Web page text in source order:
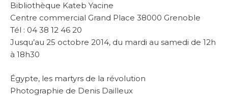
Bibliothèque Kateb Yacine
Centre commercial Grand Place 38000 Grenoble
Tél : 04 38 12 46 20
Jusqu’au 25 octobre 2014, du mardi au samedi de 12h
à 18h30
Égypte, les martyrs de la révolution
Photographie de Denis Dailleux